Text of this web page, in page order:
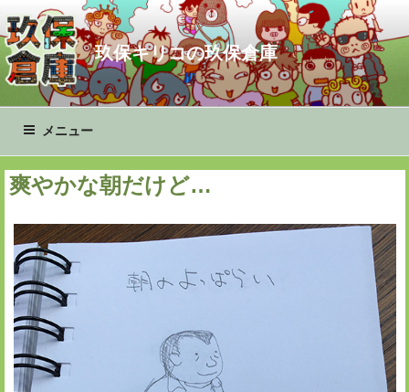
ン
テ
ン
ッ
玖保キリコの玖保倉庫
メニュー
爽やかな朝だけど…